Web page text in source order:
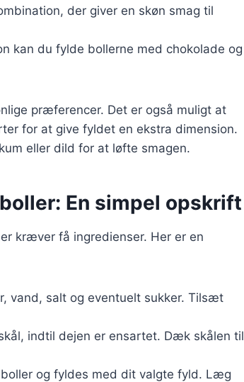
der giver en skøn smag til
kan du fylde bollerne med chokolade og
præferencer. Det er også muligt at
for at give fyldet en ekstra dimension.
eller dild for at løfte smagen.
En simpel opskrift
kræver få ingredienser. Her er en
vand, salt og eventuelt sukker. Tilsæt
indtil dejen er ensartet. Dæk skålen til
og fyldes med dit valgte fyld. Læg